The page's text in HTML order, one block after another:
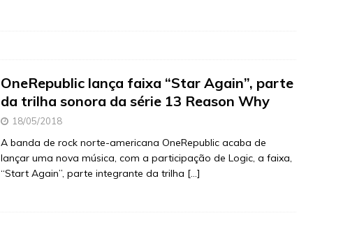
OneRepublic lança faixa “Star Again”, parte
da trilha sonora da série 13 Reason Why
18/05/2018
A banda de rock norte-americana OneRepublic acaba de
lançar uma nova música, com a participação de Logic, a faixa,
“Start Again”, parte integrante da trilha […]